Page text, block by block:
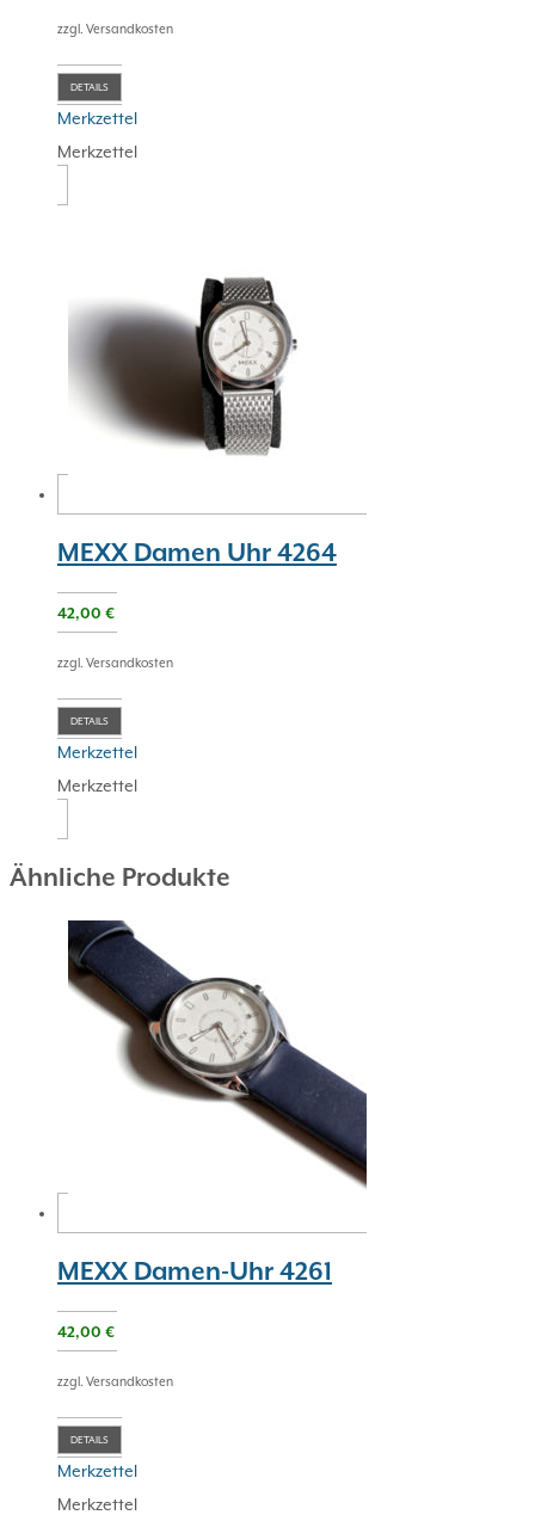
zzgl. Versandkosten
DETAILS
Merkzettel
Merkzettel
MEXX Damen Uhr 4264
42,00 €
zzgl. Versandkosten
DETAILS
Merkzettel
Merkzettel
Ähnliche Produkte
MEXX Damen-Uhr 4261
42,00 €
zzgl. Versandkosten
DETAILS
Merkzettel
Merkzettel